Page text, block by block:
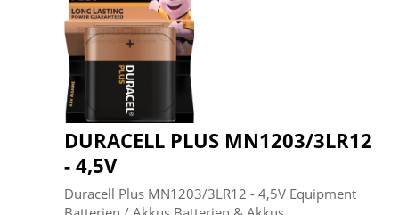
DURACELL PLUS MN1203/3LR12
- 4,5V
Duracell Plus MN1203/3LR12 - 4,5V Equipment